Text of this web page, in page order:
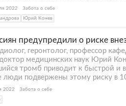
2022
Забота о себе
Юрий Конев
предупредили о риске
геронтолог, профессор
медицинских наук Юрий
тромб приводит к быстрой и
подвержены этому риску в
2022
Забота о себе